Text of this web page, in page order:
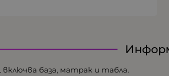
база, матрак и табла.